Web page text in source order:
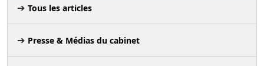
Tous les articles
Presse & Médias du cabinet